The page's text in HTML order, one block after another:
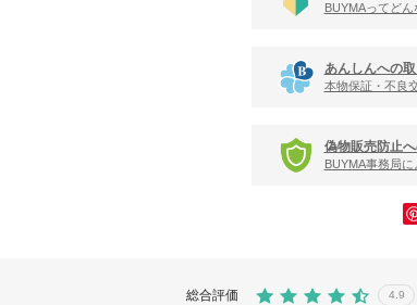
BUYMAってど
あんしんへの
本物保証・不良
偽物販売防止
BUYMA事務局
総合評価 4.9